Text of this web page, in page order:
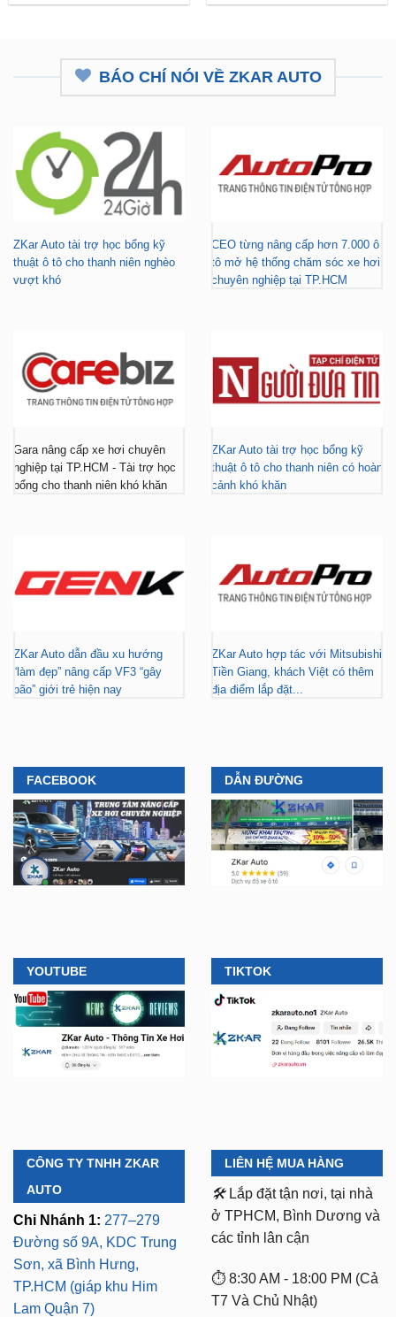
BÁO CHÍ NÓI VỀ ZKAR AUTO
ZKar Auto tài trợ học bổng kỹ
thuật ô tô cho thanh niên nghèo
vượt khó
CEO từng nâng cấp hơn 7.000 ô
tô mở hệ thống chăm sóc xe hơi
chuyên nghiệp tại TP.HCM
Gara nâng cấp xe hơi chuyên
nghiệp tại TP.HCM - Tài trợ học
bổng cho thanh niên khó khăn
ZKar Auto tài trợ học bổng kỹ
thuật ô tô cho thanh niên có hoàn
cảnh khó khăn
ZKar Auto dẫn đầu xu hướng
“làm đẹp” nâng cấp VF3 “gây
bão” giới trẻ hiện nay
ZKar Auto hợp tác với Mitsubishi
Tiền Giang, khách Việt có thêm
địa điểm lắp đặt...
FACEBOOK DẪN ĐƯỜNG
YOUTUBE TIKTOK
CÔNG TY TNHH ZKAR
AUTO
Chi Nhánh 1: 277–279
Đường số 9A, KDC Trung
Sơn, xã Bình Hưng,
TP.HCM (giáp khu Him
Lam Quận 7)
LIÊN HỆ MUA HÀNG
🛠️ Lắp đặt tận nơi, tại nhà
ở TPHCM, Bình Dương và
các tỉnh lân cận
⏱️ 8:30 AM - 18:00 PM (Cả
T7 Và Chủ Nhật)